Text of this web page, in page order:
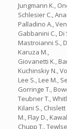
Jungmann K.,
Schlesier C.,
Palladino A.,
Gabbanini C., Di
Mastroianni S.,
Karuza M.,
Giovanetti K.,
Kuchinskiy N.,
Lee S., Lee M.,
Gorringe T.,
Teubner T.,
Kilani S.,
M., Flay D.,
Chupp T.,